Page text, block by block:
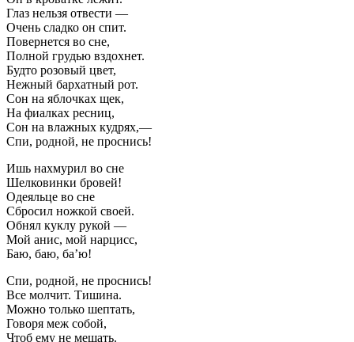
Глаз нельзя отвести —
Очень сладко он спит.
Повернется во сне,
Полной грудью вздохнет.
Будто розовый цвет,
Нежный бархатный рот.
Сон на яблочках щек,
На фиалках ресниц,
Сон на влажных кудрях,—
Спи, родной, не проснись!
Ишь нахмурил во сне
Шелковинки бровей!
Одеяльце во сне
Сбросил ножкой своей.
Обнял куклу рукой —
Мой анис, мой нарцисс,
Баю, баю, ба’ю!
Спи, родной, не проснись!
Все молчит. Тишина.
Можно только шептать,
Говоря меж собой,
Чтоб ему не мешать.